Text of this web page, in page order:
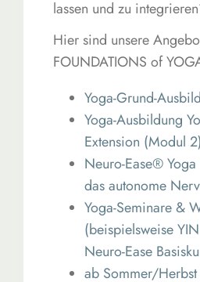
lassen und zu
Hier sind unsere
FOUNDATIONS of
Yoga-Grund-
Yoga-Ausbildung
Extension (Modul 2)
Neuro-Ease®
das autonome
Yoga-Seminare &
(beispielsweise
Neuro-Ease
ab Sommer/